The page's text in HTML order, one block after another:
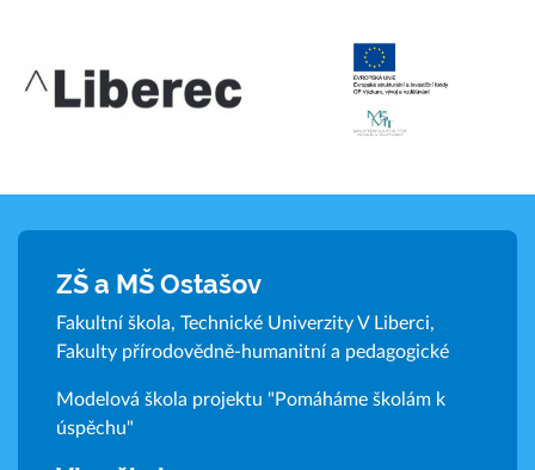
ZŠ a MŠ Ostašov
Fakultní škola, Technické Univerzity V Liberci,
Fakulty přírodovědně-humanitní a pedagogické
Modelová škola projektu "Pomáháme školám k
úspěchu"